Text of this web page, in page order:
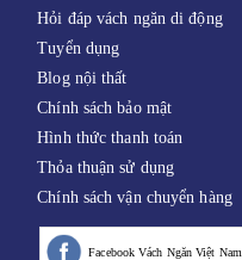
Hỏi đáp vách ngăn di động
Tuyển dụng
Blog nội thất
Chính sách bảo mật
Hình thức thanh toán
Thỏa thuận sử dụng
Chính sách vận chuyển hàng
Facebook Vách Ngăn Việt Nam